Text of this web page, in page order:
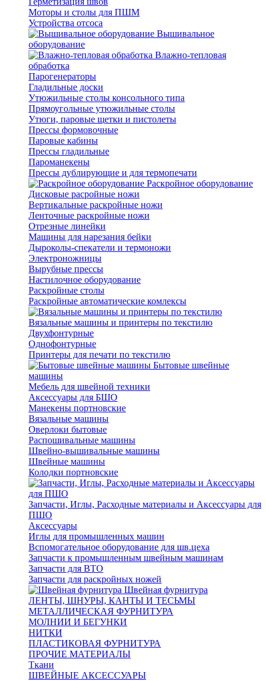
Моторы и столы для ПШМ
Устройства отсоса
Вышивальное
оборудование
Влажно-тепловая
обработка
Парогенераторы
Гладильные доски
Утюжильные столы консольного типа
Прямоугольные утюжильные столы
Утюги, паровые щетки и пистолеты
Прессы формовочные
Паровые кабины
Прессы гладильные
Пароманекены
Прессы дублирующие и для термопечати
Раскройное оборудование
Дисковые расройные ножи
Вертикальные раскройные ножи
Ленточные раскройные ножи
Отрезные линейки
Машины для нарезания бейки
Дыроколы-спекатели и термоножи
Электроножницы
Вырубные прессы
Настилочное оборудование
Раскройные столы
Раскройные автоматические комлексы
Вязальные машины и принтеры по текстилю
Двухфонтурные
Однофонтурные
Принтеры для печати по текстилю
Бытовые швейные
машины
Мебель для швейной техники
Аксессуары для БШО
Манекены портновские
Вязальные машины
Оверлоки бытовые
Распошивальные машины
Швейно-вышивальные машины
Швейные машины
Колодки портновские
Запчасти, Иглы, Расходные материалы и Аксессуары для
ПШО
Аксессуары
Иглы для промышленных машин
Вспомогательное оборудование для шв.цеха
Запчасти к промышленным швейным машинам
Запчасти для ВТО
Запчасти для раскройных ножей
Швейная фурнитура
ЛЕНТЫ, ШНУРЫ, КАНТЫ И ТЕСЬМЫ
МЕТАЛЛИЧЕСКАЯ ФУРНИТУРА
МОЛНИИ И БЕГУНКИ
НИТКИ
ПЛАСТИКОВАЯ ФУРНИТУРА
ПРОЧИЕ МАТЕРИАЛЫ
Ткани
ШВЕЙНЫЕ АКСЕССУАРЫ